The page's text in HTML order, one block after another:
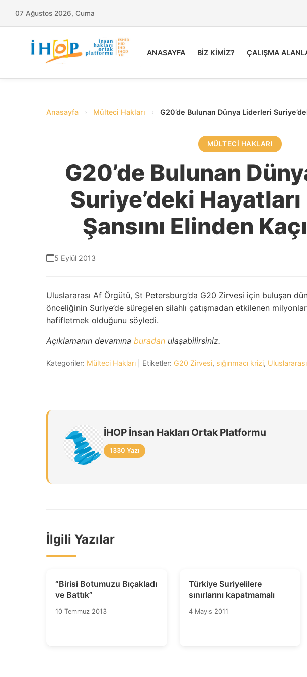
07 Ağustos 2026, Cuma
ANASAYFA BİZ KİMİZ? ÇALIŞMA
Anasayfa › Mülteci Hakları › G20’de Bulunan Dünya Liderleri
MÜLTECI HAKLARI
G20’de Bulunan
Suriye’deki
Şansını Elinden
5 Eylül 2013
Uluslararası Af Örgütü, St Petersburg’da G20 Zirvesi için buluşan
önceliğinin Suriye’de süregelen silahlı çatışmadan etkilenen
hafifletmek olduğunu söyledi.
Açıklamanın devamına buradan ulaşabilirsiniz.
Kategoriler: Mülteci Hakları | Etiketler: G20 Zirvesi, sığınmacı krizi,
İHOP İnsan Hakları Ortak Platformu
1330 Yazı
İlgili Yazılar
“Birisi Botumuzu Bıçakladı
ve Battık”
10 Temmuz 2013
Türkiye Suriyelilere
sınırlarını kapatmamalı
4 Mayıs 2011